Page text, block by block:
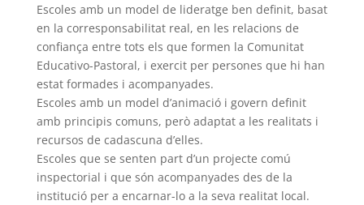
Escoles amb un model de lideratge ben definit, basat
en la corresponsabilitat real, en les relacions de
confiança entre tots els que formen la Comunitat
Educativo-Pastoral, i exercit per persones que hi han
estat formades i acompanyades.
Escoles amb un model d’animació i govern definit
amb principis comuns, però adaptat a les realitats i
recursos de cadascuna d’elles.
Escoles que se senten part d’un projecte comú
inspectorial i que són acompanyades des de la
institució per a encarnar-lo a la seva realitat local.